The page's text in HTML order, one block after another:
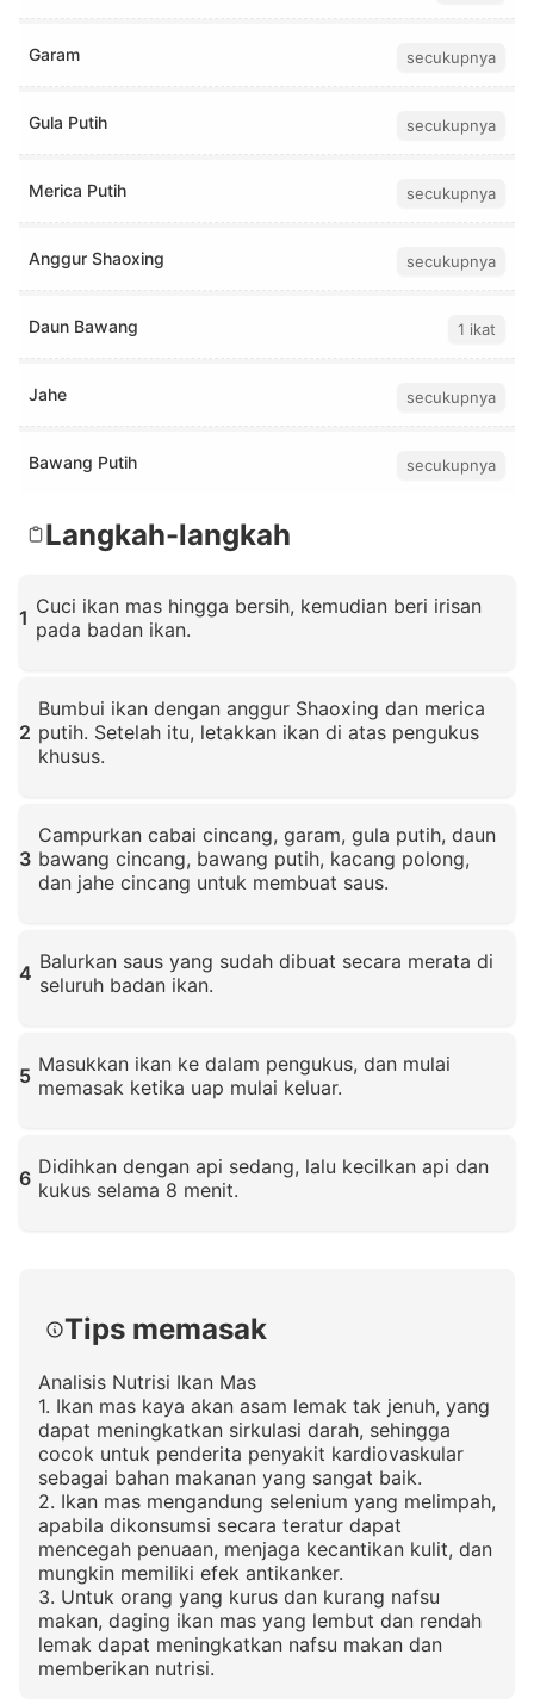
Garam secukupnya
Gula Putih secukupnya
Merica Putih secukupnya
Anggur Shaoxing secukupnya
Daun Bawang 1 ikat
Jahe secukupnya
Bawang Putih secukupnya
Langkah-langkah
1 Cuci ikan mas hingga bersih, kemudian beri irisan
pada badan ikan.
2
Bumbui ikan dengan anggur Shaoxing dan merica
putih. Setelah itu, letakkan ikan di atas pengukus
khusus.
3
Campurkan cabai cincang, garam, gula putih, daun
bawang cincang, bawang putih, kacang polong,
dan jahe cincang untuk membuat saus.
4 Balurkan saus yang sudah dibuat secara merata di
seluruh badan ikan.
5 Masukkan ikan ke dalam pengukus, dan mulai
memasak ketika uap mulai keluar.
6 Didihkan dengan api sedang, lalu kecilkan api dan
kukus selama 8 menit.
Tips memasak
Analisis Nutrisi Ikan Mas
1. Ikan mas kaya akan asam lemak tak jenuh, yang
dapat meningkatkan sirkulasi darah, sehingga
cocok untuk penderita penyakit kardiovaskular
sebagai bahan makanan yang sangat baik.
2. Ikan mas mengandung selenium yang melimpah,
apabila dikonsumsi secara teratur dapat
mencegah penuaan, menjaga kecantikan kulit, dan
mungkin memiliki efek antikanker.
3. Untuk orang yang kurus dan kurang nafsu
makan, daging ikan mas yang lembut dan rendah
lemak dapat meningkatkan nafsu makan dan
memberikan nutrisi.